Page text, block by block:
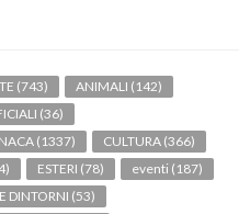
(743) ANIMALI (142)
(36)
(1337) CULTURA (366)
ESTERI (78) eventi (187)
DINTORNI (53)